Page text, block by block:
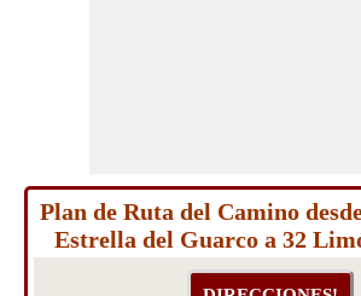
Plan de Ruta del Camino
Estrella del Guarco a 32